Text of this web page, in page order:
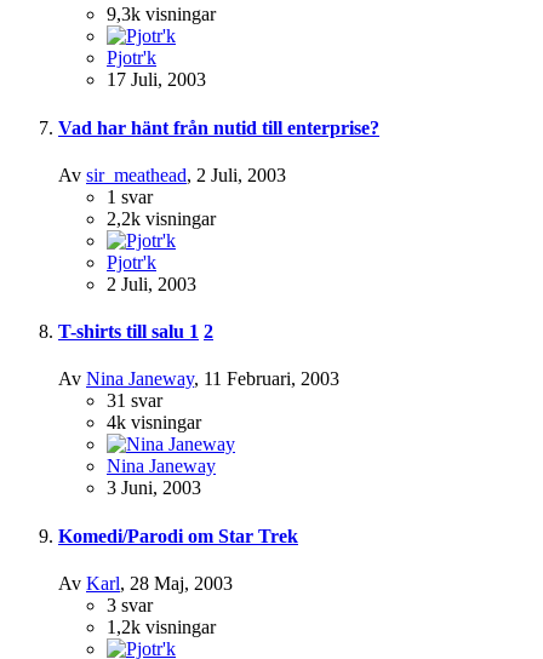
9,3k visningar
Pjotr'k
17 Juli, 2003
Vad har hänt från nutid till enterprise?
Av sir_meathead, 2 Juli, 2003
1 svar
2,2k visningar
Pjotr'k
2 Juli, 2003
T-shirts till salu 1 2
Av Nina Janeway, 11 Februari, 2003
31 svar
4k visningar
Nina Janeway
3 Juni, 2003
Komedi/Parodi om Star Trek
Av Karl, 28 Maj, 2003
3 svar
1,2k visningar